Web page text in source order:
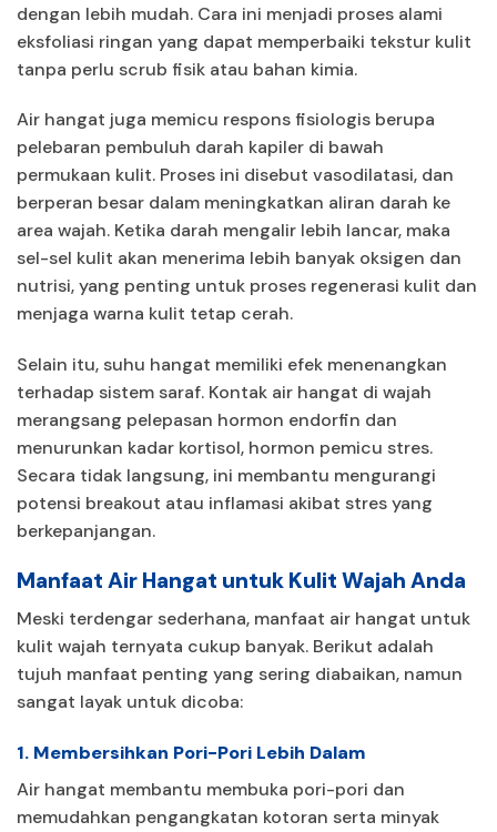
dengan lebih mudah. Cara ini menjadi proses alami
eksfoliasi ringan yang dapat memperbaiki tekstur kulit
tanpa perlu scrub fisik atau bahan kimia.
Air hangat juga memicu respons fisiologis berupa
pelebaran pembuluh darah kapiler di bawah
permukaan kulit. Proses ini disebut vasodilatasi, dan
berperan besar dalam meningkatkan aliran darah ke
area wajah. Ketika darah mengalir lebih lancar, maka
sel-sel kulit akan menerima lebih banyak oksigen dan
nutrisi, yang penting untuk proses regenerasi kulit dan
menjaga warna kulit tetap cerah.
Selain itu, suhu hangat memiliki efek menenangkan
terhadap sistem saraf. Kontak air hangat di wajah
merangsang pelepasan hormon endorfin dan
menurunkan kadar kortisol, hormon pemicu stres.
Secara tidak langsung, ini membantu mengurangi
potensi breakout atau inflamasi akibat stres yang
berkepanjangan.
Manfaat Air Hangat untuk Kulit Wajah Anda
Meski terdengar sederhana, manfaat air hangat untuk
kulit wajah ternyata cukup banyak. Berikut adalah
tujuh manfaat penting yang sering diabaikan, namun
sangat layak untuk dicoba:
1. Membersihkan Pori-Pori Lebih Dalam
Air hangat membantu membuka pori-pori dan
memudahkan pengangkatan kotoran serta minyak